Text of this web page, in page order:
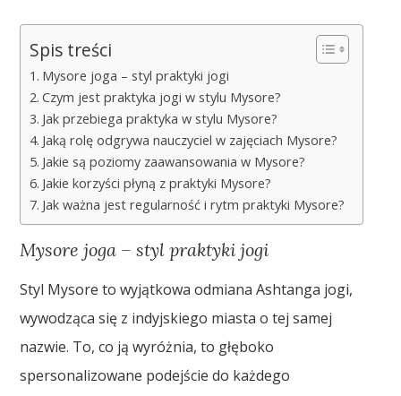
Spis treści
Mysore joga – styl praktyki jogi
Czym jest praktyka jogi w stylu Mysore?
Jak przebiega praktyka w stylu Mysore?
Jaką rolę odgrywa nauczyciel w zajęciach Mysore?
Jakie są poziomy zaawansowania w Mysore?
Jakie korzyści płyną z praktyki Mysore?
Jak ważna jest regularność i rytm praktyki Mysore?
Mysore joga – styl praktyki jogi
Styl Mysore to wyjątkowa odmiana Ashtanga jogi,
wywodząca się z indyjskiego miasta o tej samej
nazwie. To, co ją wyróżnia, to głęboko
spersonalizowane podejście do każdego